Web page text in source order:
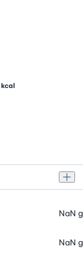
kcal
NaN g
NaN g